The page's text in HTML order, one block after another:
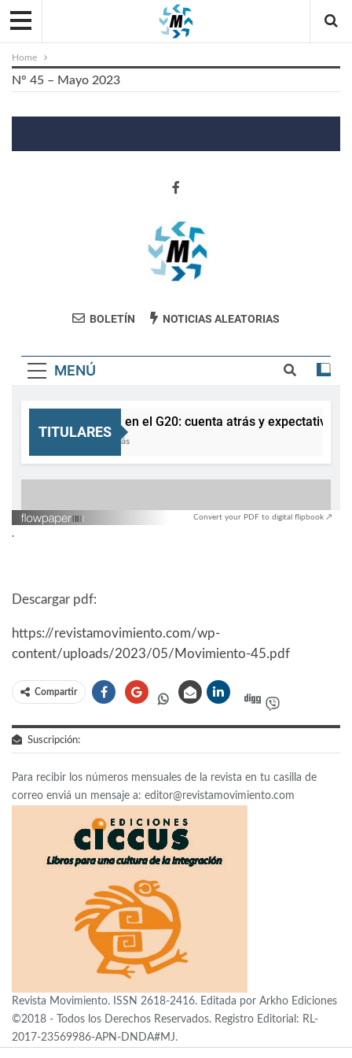
Home
N° 45 – Mayo 2023
Convert your PDF to digital flipbook ↗
.
Descargar pdf:
https://revistamovimiento.com/wp-
content/uploads/2023/05/Movimiento-45.pdf
Compartir
Suscripción:
Para recibir los números mensuales de la revista en tu casilla de
correo enviá un mensaje a: editor@revistamovimiento.com
Revista Movimiento. ISSN 2618-2416. Editada por Arkho Ediciones
©2018 - Todos los Derechos Reservados. Registro Editorial: RL-
2017-23569986-APN-DNDA#MJ.